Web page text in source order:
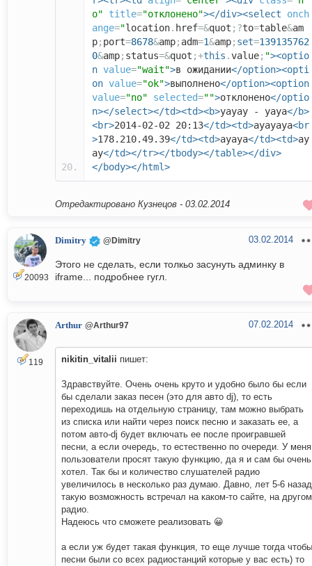
o"
title="отклонено"></div><select
onch
ange="location. href=&quot ;?to=table&am
p; port=8678&amp; adm=1&amp; set=139135762
0&amp; status=&quot ;+this .value; "><optio
n value="wait">в ожидании</option><opti
on value="ok">выполнено</option><option
value="no" selected="">отклонено</optio
n></select></td><td><b>уауау - уауа</b>
<br>2014-02-02 20:13</td><td>ауауауа<br
>178.210.49.39</td><td>ауауа</td><td>ау
ау</td></tr></tbody></table></div>
</body></html>
Отредактировано Кузнецов - 03.02.2014
20093
Dimitry @Dimitry 03.02.2014
Этого не сделать, если толкьо засунуть админку в
iframe... подробнее гугл.
119
Arthur @Arthur97 07.02.2014
nikitin_vitalii пишет:
Здравствуйте. Очень очень круто и удобно было бы если
бы сделали заказ песен (это для авто dj), то есть
переходишь на отдельную страницу, там можно выбрать
из списка или найти через поиск песню и заказать ее, а
потом авто-dj будет включать ее после проигравшей
песни, а если очередь, то естественно по очереди. У меня
пользователи просят такую функцию, да я и сам бы очень
хотел. Так бы и количество слушателей радио
увеличилось в несколько раз думаю. Давно, лет 5-6
такую возможность встречал на каком-то сайте, на другом
радио.
Надеюсь что сможете реализовать 😀
а если уж будет такая функция, то еще лучше тогда чтобы
песни были со всех радиостанций которые у вас есть) то